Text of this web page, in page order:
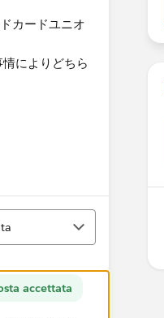
カードユニオ
によりどちら
accettata